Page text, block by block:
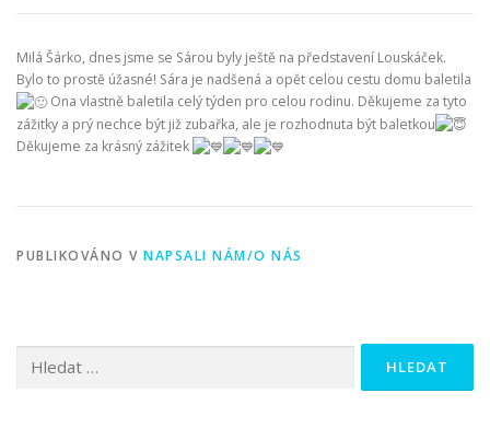
AKTUALITY BLOG
Milá Šárko, dnes jsme se Sárou byly ještě na představení Louskáček.
Bylo to prostě úžasné! Sára je nadšená a opět celou cestu domu baletila
Ona vlastně baletila celý týden pro celou rodinu. Děkujeme za tyto
zážitky a prý nechce být již zubařka, ale je rozhodnuta být baletkou
Děkujeme za krásný zážitek
PUBLIKOVÁNO V NAPSALI NÁM/O NÁS